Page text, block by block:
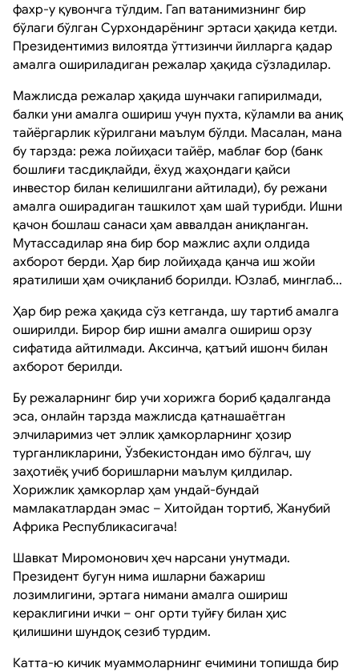
фахр-у қувончга тўлдим. Гап ватанимизнинг бир
бўлаги бўлган Сурхондарёнинг эртаси ҳақида кетди.
Президентимиз вилоятда ўттизинчи йилларга қадар
амалга ошириладиган режалар ҳақида сўзладилар.
Мажлисда режалар ҳақида шунчаки гапирилмади,
балки уни амалга ошириш учун пухта, кўламли ва аниқ
тайёргарлик кўрилгани маълум бўлди. Масалан, мана
бу тарзда: режа лойиҳаси тайёр, маблағ бор (банк
бошлиғи тасдиқлайди, ёхуд жаҳондаги қайси
инвестор билан келишилгани айтилади), бу режани
амалга оширадиган ташкилот ҳам шай турибди. Ишни
қачон бошлаш санаси ҳам аввалдан аниқланган.
Мутассадилар яна бир бор мажлис аҳли олдида
ахборот берди. Ҳар бир лойиҳада қанча иш жойи
яратилиши ҳам очиқланиб борилди. Юзлаб, минглаб...
Ҳар бир режа ҳақида сўз кетганда, шу тартиб амалга
оширилди. Бирор бир ишни амалга ошириш орзу
сифатида айтилмади. Аксинча, қатъий ишонч билан
ахборот берилди.
Бу режаларнинг бир учи хорижга бориб қадалганда
эса, онлайн тарзда мажлисда қатнашаётган
элчиларимиз чет эллик ҳамкорларнинг ҳозир
турганликларини, Ўзбекистондан имо бўлгач, шу
заҳотиёқ учиб боришларни маълум қилдилар.
Хорижлик ҳамкорлар ҳам ундай-бундай
мамлакатлардан эмас – Хитойдан тортиб, Жанубий
Африка Республикасигача!
Шавкат Миромонович ҳеч нарсани унутмади.
Президент бугун нима ишларни бажариш
лозимлигини, эртага нимани амалга ошириш
кераклигини ички – онг орти туйғу билан ҳис
қилишини шундоқ сезиб турдим.
Катта-ю кичик муаммоларнинг ечимини топишда бир